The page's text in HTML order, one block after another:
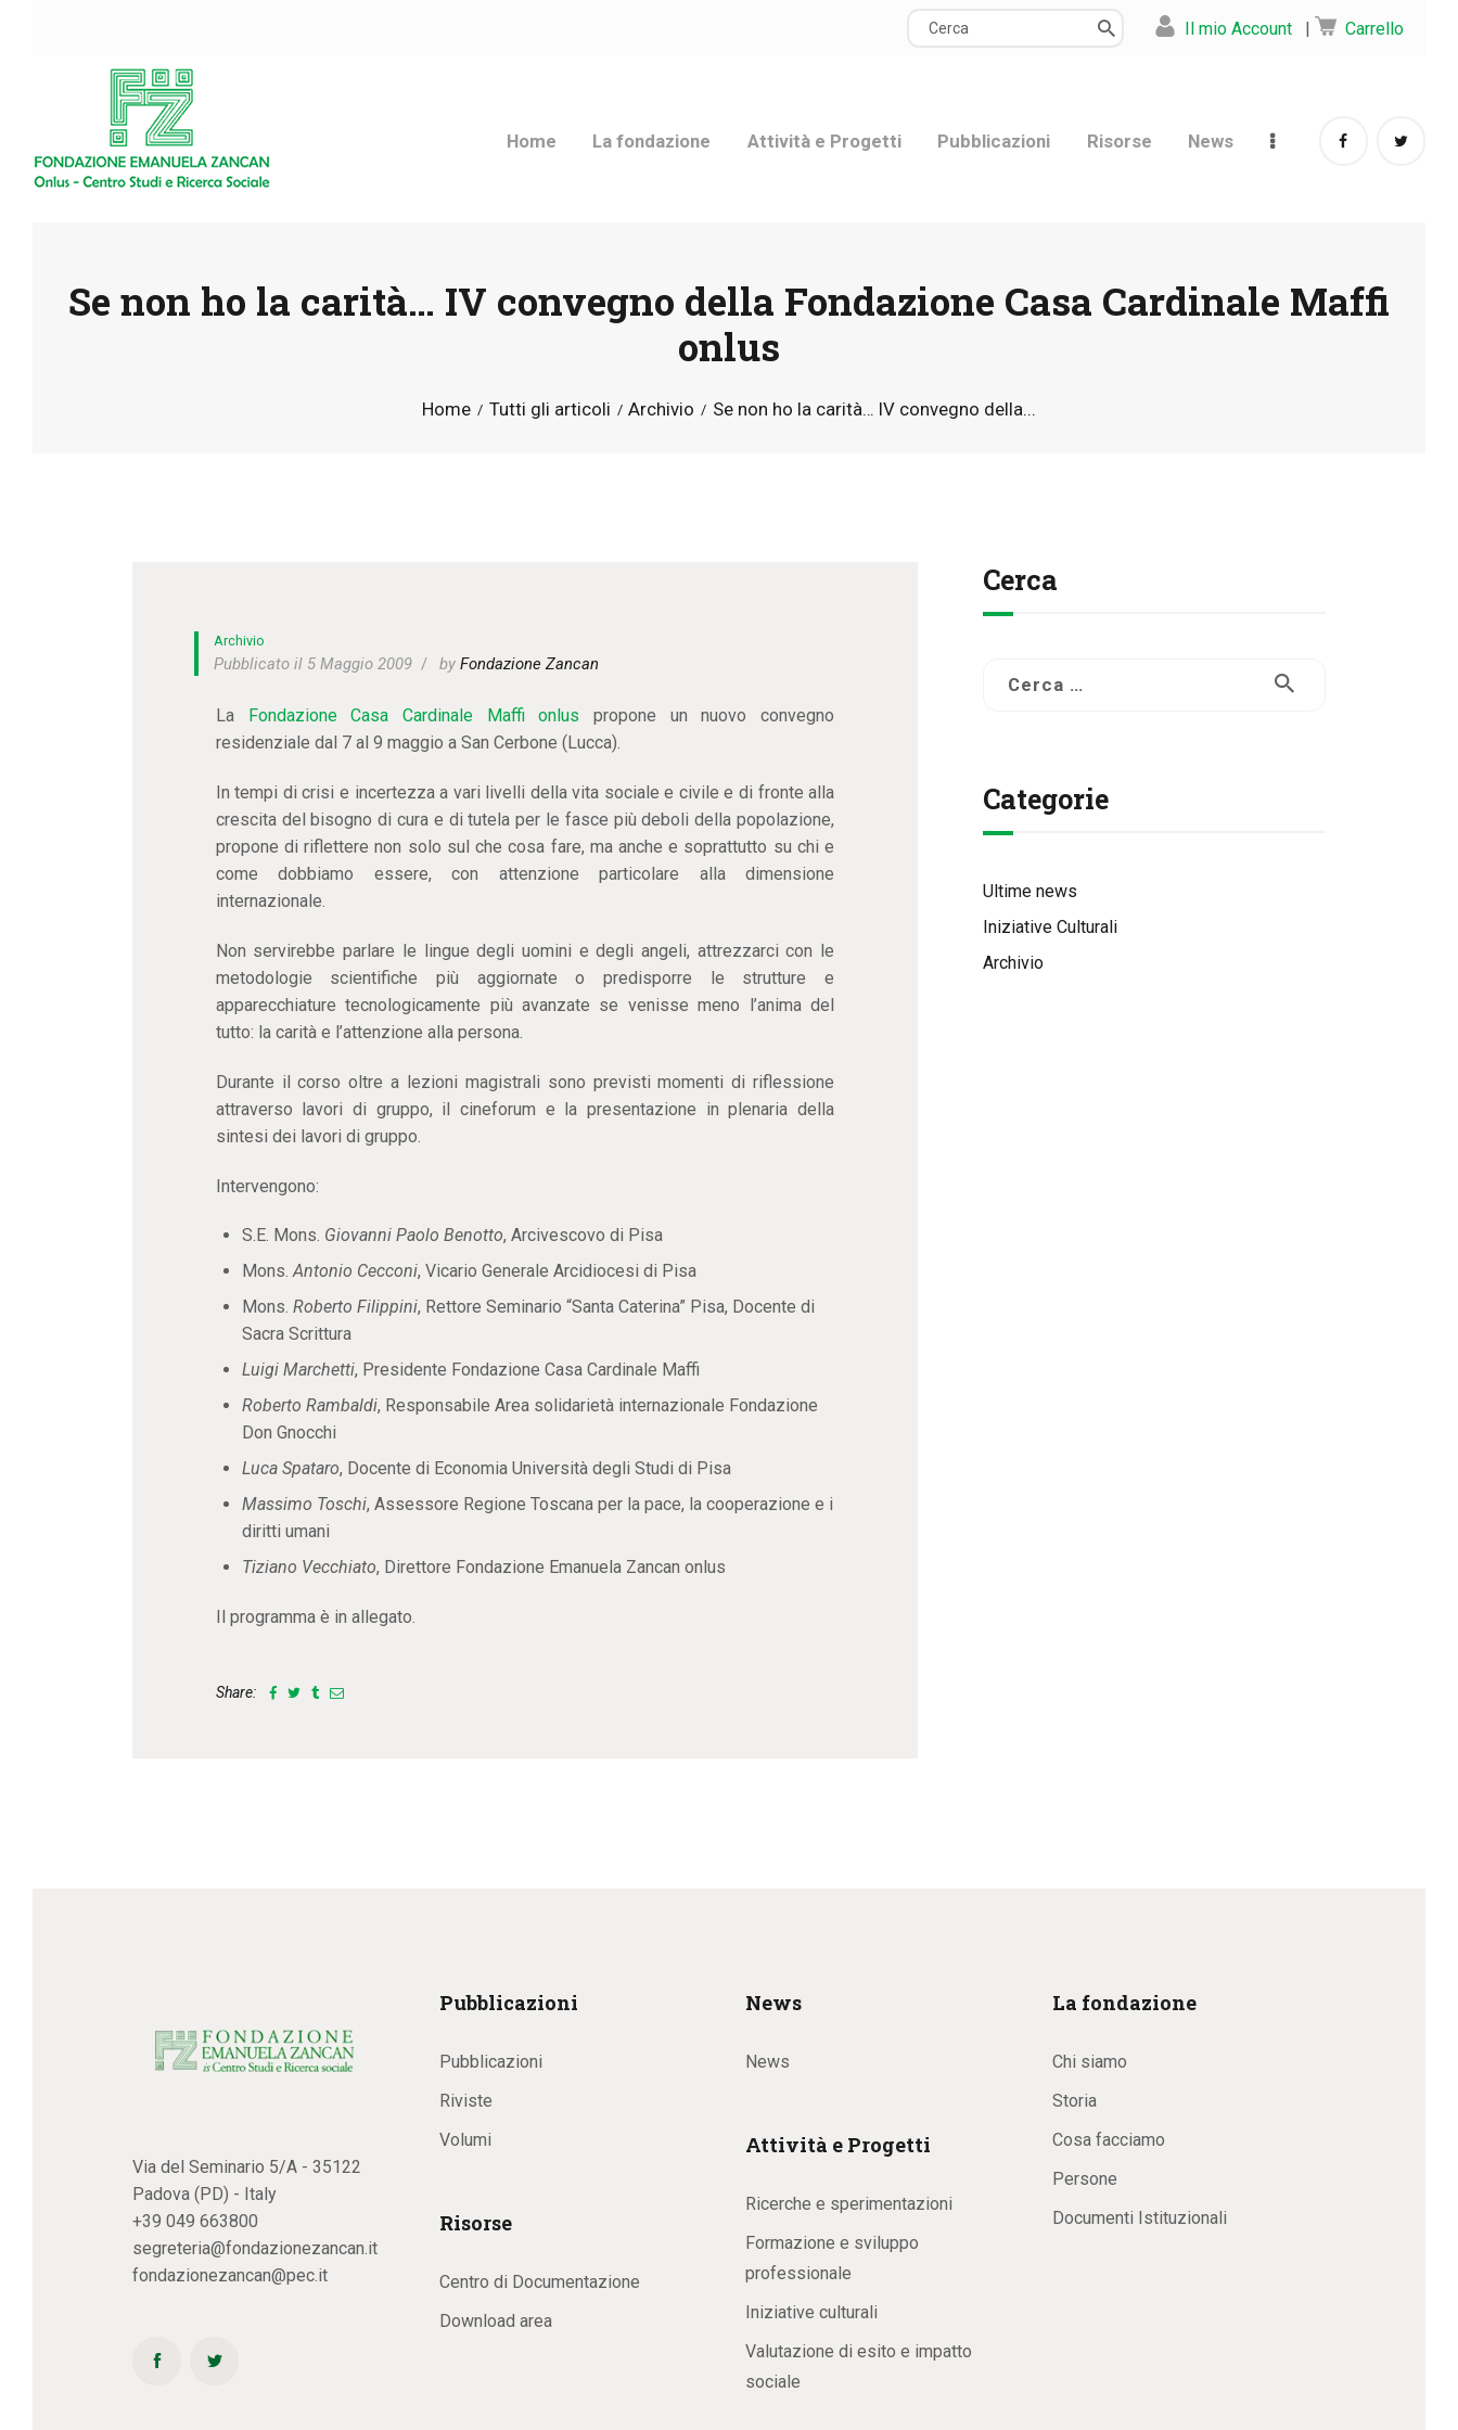
Il mio Account | Carrello
Home La fondazione Attività e Progetti Pubblicazioni Risorse News
Se non ho la carità… IV convegno della Fondazione Casa Cardinale Maffi
onlus
Home Tutti gli articoli Archivio Se non ho la carità… IV convegno della...
ATTIVITÀ E
PUBBLICAZIONI
NEWS
Archivio
Pubblicato il 5 Maggio 2009 byFondazione Zancan
La Fondazione Casa Cardinale Maffi onlus propone un nuovo convegno
residenziale dal 7 al 9 maggio a San Cerbone (Lucca).
In tempi di crisi e incertezza a vari livelli della vita sociale e civile e di fronte alla
crescita del bisogno di cura e di tutela per le fasce più deboli della popolazione,
propone di riflettere non solo sul che cosa fare, ma anche e soprattutto su chi e
come dobbiamo essere, con attenzione particolare alla dimensione
internazionale.
Non servirebbe parlare le lingue degli uomini e degli angeli, attrezzarci con le
metodologie scientifiche più aggiornate o predisporre le strutture e
apparecchiature tecnologicamente più avanzate se venisse meno l’anima del
tutto: la carità e l’attenzione alla persona.
Durante il corso oltre a lezioni magistrali sono previsti momenti di riflessione
attraverso lavori di gruppo, il cineforum e la presentazione in plenaria della
sintesi dei lavori di gruppo.
Intervengono:
S.E. Mons. Giovanni Paolo Benotto, Arcivescovo di Pisa
Mons.Antonio Cecconi, Vicario Generale Arcidiocesi di Pisa
Mons. Roberto Filippini, Rettore Seminario “Santa Caterina” Pisa, Docente di
Sacra Scrittura
Luigi Marchetti, Presidente Fondazione Casa Cardinale Maffi
Roberto Rambaldi, Responsabile Area solidarietà internazionale Fondazione
Don Gnocchi
Luca Spataro, Docente di Economia Università degli Studi di Pisa
Massimo Toschi, Assessore Regione Toscana per la pace, la cooperazione e i
diritti umani
Tiziano Vecchiato, Direttore Fondazione Emanuela Zancan onlus
Il programma è in allegato.
Share:
Cerca
Categorie
Ultime news
Iniziative Culturali
Archivio
Via del Seminario 5/A - 35122
Padova (PD) - Italy
+39 049 663800
segreteria@fondazionezancan.it
fondazionezancan@pec.it
Pubblicazioni
Pubblicazioni
Riviste
Volumi
Risorse
Centro di Documentazione
Download area
News
News
Attività e Progetti
Ricerche e sperimentazioni
Formazione e sviluppo
professionale
Iniziative culturali
Valutazione di esito e impatto
sociale
La fondazione
Chi siamo
Storia
Cosa facciamo
Persone
Documenti Istituzionali